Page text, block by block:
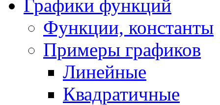
Графики функций
Функции, константы
Примеры графиков
Линейные
Квадратичные